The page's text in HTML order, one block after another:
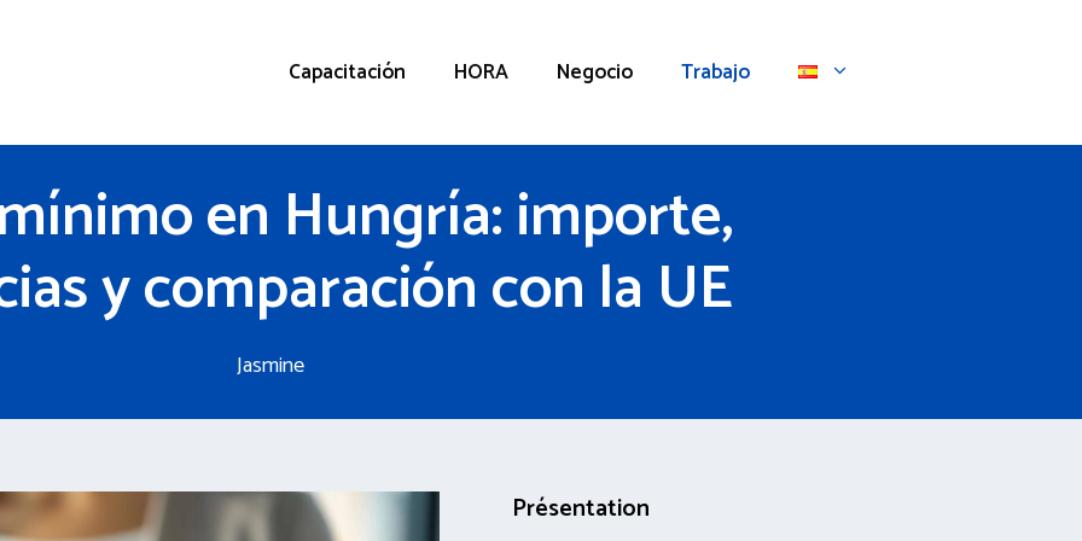
Capacitación HORA Negocio Trabajo
en Hungría: importe,
y comparación con la UE
Jasmine
Présentation